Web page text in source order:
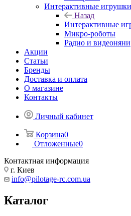
Интерактивные игрушки
Назад
Интерактивные
Микро-роботы
Радио и видеоняни
Акции
Статьи
Бренды
Доставка и оплата
О магазине
Контакты
Личный кабинет
Корзина0
Отложенные0
Контактная информация
г. Киев
info@pilotage-rc.com.ua
Каталог